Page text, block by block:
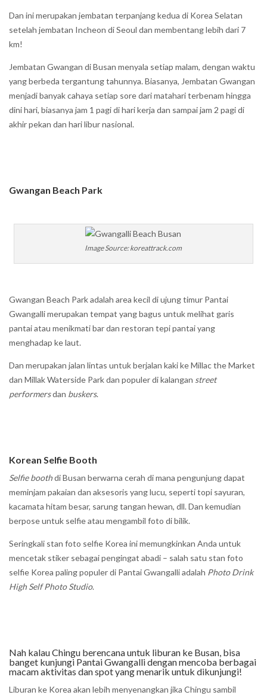
Dan ini merupakan jembatan terpanjang kedua di Korea Selatan
setelah jembatan Incheon di Seoul dan membentang lebih dari 7
km!
Jembatan Gwangan di Busan menyala setiap malam, dengan waktu
yang berbeda tergantung tahunnya. Biasanya, Jembatan Gwangan
menjadi banyak cahaya setiap sore dari matahari terbenam hingga
dini hari, biasanya jam 1 pagi di hari kerja dan sampai jam 2 pagi di
akhir pekan dan hari libur nasional.
Gwangan Beach Park
Image Source: koreattrack.com
Gwangan Beach Park adalah area kecil di ujung timur Pantai
Gwangalli merupakan tempat yang bagus untuk melihat garis
pantai atau menikmati bar dan restoran tepi pantai yang
menghadap ke laut.
Dan merupakan jalan lintas untuk berjalan kaki ke Millac the Market
dan Millak Waterside Park dan populer di kalangan street
performersdan buskers.
Korean Selfie Booth
Selfie boothdi Busan berwarna cerah di mana pengunjung dapat
meminjam pakaian dan aksesoris yang lucu, seperti topi sayuran,
kacamata hitam besar, sarung tangan hewan, dll. Dan kemudian
berpose untuk selfie atau mengambil foto di bilik.
Seringkali stan foto selfie Korea ini memungkinkan Anda untuk
mencetak stiker sebagai pengingat abadi – salah satu stan foto
selfie Korea paling populer di Pantai Gwangalli adalah Photo Drink
High Self Photo Studio.
Nah kalau Chingu berencana untuk liburan ke Busan, bisa
banget kunjungi Pantai Gwangalli dengan mencoba berbagai
macam aktivitas dan spot yang menarik untuk dikunjungi!
Liburan ke Korea akan lebih menyenangkan jika Chingu sambil